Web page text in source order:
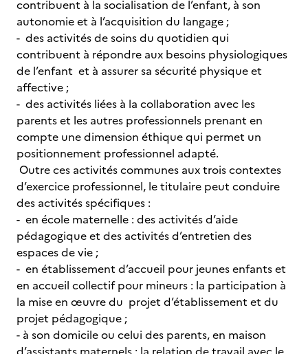
contribuent à la socialisation de l’enfant, à son
autonomie et à l’acquisition du langage ;
- des activités de soins du quotidien qui
contribuent à répondre aux besoins physiologiques
de l’enfant et à assurer sa sécurité physique et
affective ;
- des activités liées à la collaboration avec les
parents et les autres professionnels prenant en
compte une dimension éthique qui permet un
positionnement professionnel adapté.
Outre ces activités communes aux trois contextes
d’exercice professionnel, le titulaire peut conduire
des activités spécifiques :
- en école maternelle : des activités d’aide
pédagogique et des activités d’entretien des
espaces de vie ;
- en établissement d’accueil pour jeunes enfants et
en accueil collectif pour mineurs : la participation à
la mise en œuvre du projet d’établissement et du
projet pédagogique ;
- à son domicile ou celui des parents, en maison